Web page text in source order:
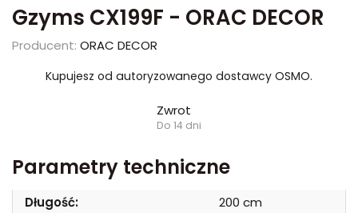
Gzyms CX199F - ORAC DECOR
Producent: ORAC DECOR
Kupujesz od autoryzowanego dostawcy OSMO.
Zwrot
Do 14 dni
Parametry techniczne
Długość:
200 cm